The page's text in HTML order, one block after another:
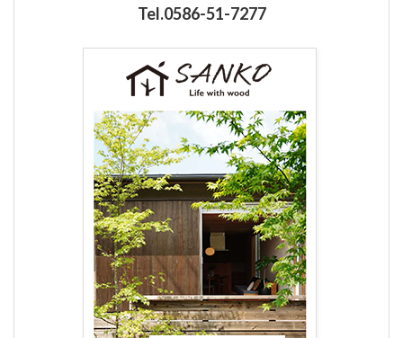
Tel.0586-51-7277